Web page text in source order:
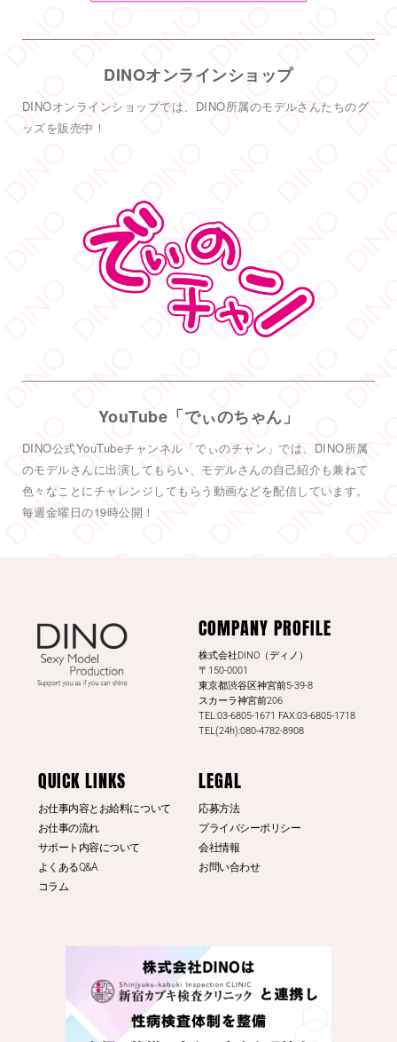
もっと見る フォロー
DINO - ディノ／AVプロダクション リツイートされ
DINO - ディノ／AVプロダクション
#DINOバニーチェキ会
5 38 Twitter
DINO - ディノ／AVプロダクション リツイートされ
#TRE初参戦#東実果
します。 2
6 55 Twitter
@dinotkyo
#東実果
日刊SPAの取材公開されまし
た。是非読んでみてください。
日刊SPA！
Twitter
もっと見る
DINOオンラインショップ
DINOオンラインショップでは、DINO所属のモデルさんたちのグ
ッズを販売中！
YouTube「でぃのちゃん」
DINO公式YouTubeチャンネル「でぃのチャン」では、DINO所属
のモデルさんに出演してもらい、モデルさんの自己紹介も兼ねて
色々なことにチャレンジしてもらう動画などを配信しています。
毎週金曜日の19時公開！
COMPANY PROFILE
株式会社DINO（ディノ）
〒150-0001
東京都渋谷区神宮前5-39-8
スカーラ神宮前206
TEL:03-6805-1671 FAX:03-6805-1718
TEL(24h):080-4782-8908
QUICK LINKS
お仕事内容とお給料について
お仕事の流れ
サポート内容について
よくあるQ&A
コラム
LEGAL
応募方法
プライバシーポリシー
会社情報
お問い合わせ